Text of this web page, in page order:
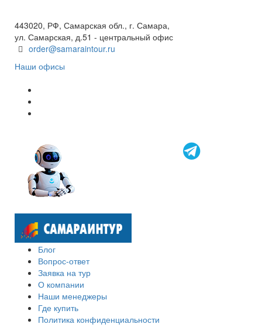
443020, РФ, Самарская обл., г. Самара,
ул. Самарская, д.51 - центральный офис
order@samaraintour.ru
Наши офисы
Блог
Вопрос-ответ
Заявка на тур
О компании
Наши менеджеры
Где купить
Политика конфиденциальности